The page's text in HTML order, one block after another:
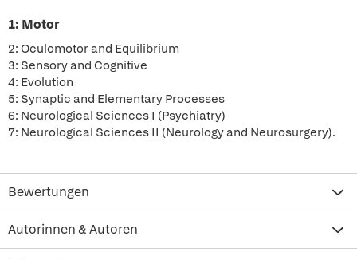
1: Motor
2: Oculomotor and Equilibrium
3: Sensory and Cognitive
4: Evolution
5: Synaptic and Elementary Processes
6: Neurological Sciences I (Psychiatry)
7: Neurological Sciences II (Neurology and Neurosurgery).
Bewertungen
Autorinnen & Autoren